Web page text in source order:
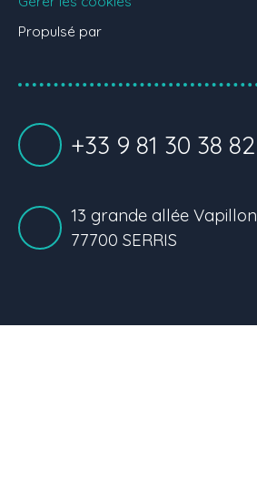
Propulsé par
+33 9 81 30 38 82
13 grande allée Vapillon
77700 SERRIS